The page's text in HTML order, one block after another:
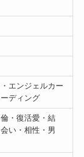
エンジェルカー
ディング
・復活愛・結
い・相性・男